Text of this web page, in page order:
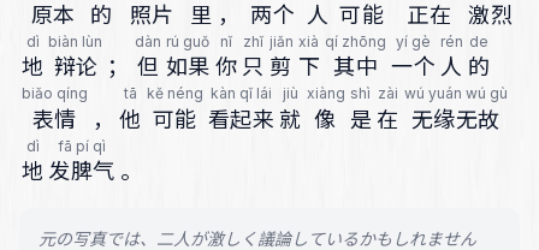
原本 的 照片 里 ， 两个 人 可能 正在 激烈
dì
地
biàn lùn
辩论 ；
dàn
但
rú guǒ
如果
nǐ
你
zhǐ
只
jiǎn
剪
xià
下
qí zhōng
其中
yí gè
一个
rén
人
de
的
biǎo qíng
表情 ，
tā
他
kě néng
可能
kàn qǐ lái
看起来
jiù
就
xiàng
像
shì
是
zài
在
wú yuán wú gù
无缘无故
dì
地
fā pí qì
发脾气 。
元の写真では、二人が激しく議論しているかもしれません